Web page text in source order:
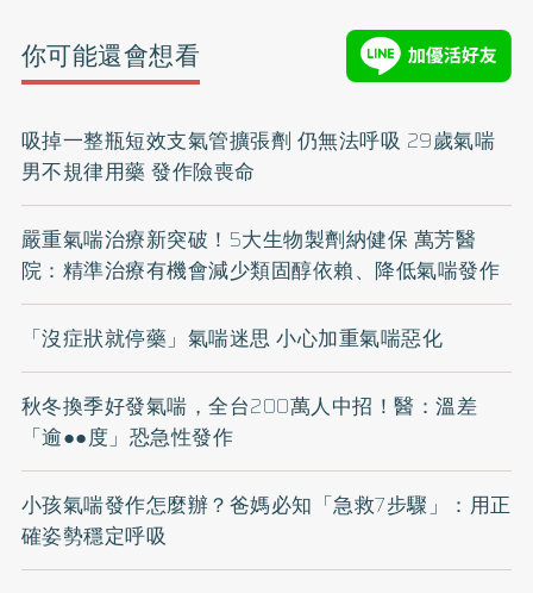
你可能還會想看
吸掉一整瓶短效支氣管擴張劑 仍無法呼吸 29歲氣喘
男不規律用藥 發作險喪命
嚴重氣喘治療新突破！5大生物製劑納健保 萬芳醫
院：精準治療有機會減少類固醇依賴、降低氣喘發作
「沒症狀就停藥」氣喘迷思 小心加重氣喘惡化
秋冬換季好發氣喘，全台200萬人中招！醫：溫差
「逾●●度」恐急性發作
小孩氣喘發作怎麼辦？爸媽必知「急救7步驟」：用正
確姿勢穩定呼吸